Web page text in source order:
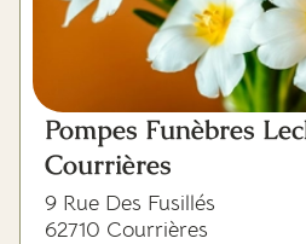
Pompes Funèbres
Courrières
9 Rue Des Fusillés
62710 Courrières